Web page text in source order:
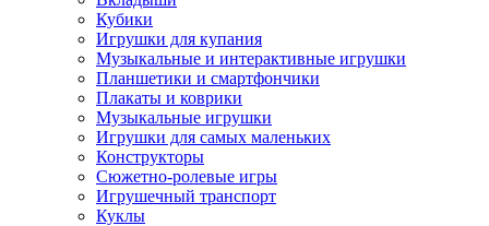
Кубики
Игрушки для купания
Музыкальные и интерактивные игрушки
Планшетики и смартфончики
Плакаты и коврики
Музыкальные игрушки
Игрушки для самых маленьких
Конструкторы
Сюжетно-ролевые игры
Игрушечный транспорт
Куклы